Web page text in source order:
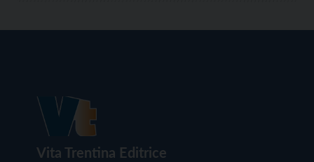
Vita Trentina Editrice